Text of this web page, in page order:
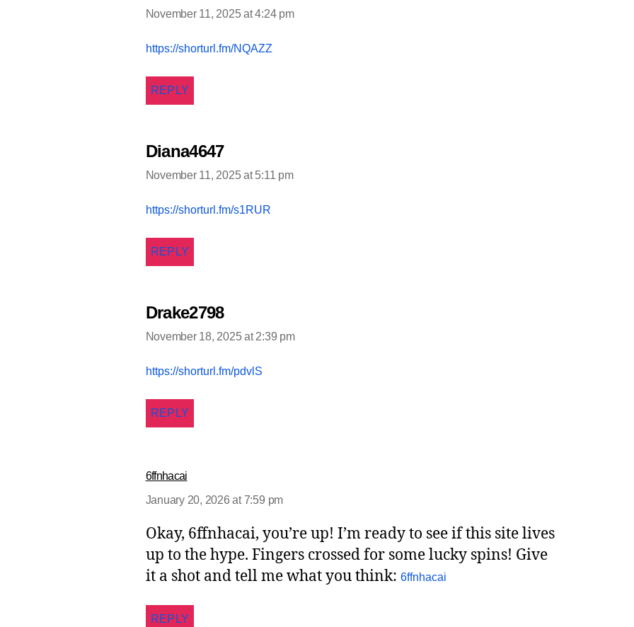
November 11, 2025 at 4:24 pm
https://shorturl.fm/NQAZZ
REPLY
Diana4647
November 11, 2025 at 5:11 pm
https://shorturl.fm/s1RUR
REPLY
Drake2798
November 18, 2025 at 2:39 pm
https://shorturl.fm/pdvlS
REPLY
6ffnhacai
January 20, 2026 at 7:59 pm
Okay, 6ffnhacai, you’re up! I’m ready to see if this site lives
up to the hype. Fingers crossed for some lucky spins! Give
it a shot and tell me what you think: 6ffnhacai
REPLY
says:
says:
says: